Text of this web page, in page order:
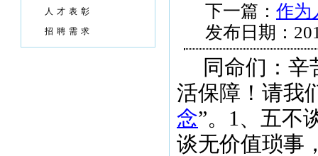
人才表彰
招聘需求
下一篇： 作为
发布日期：
同命们：
活保障！请我
念”。1、五不
谈无价值琐事